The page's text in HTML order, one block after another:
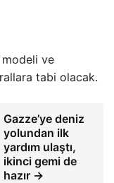
modeli ve
tabi olacak.
Gazze’ye deniz
yolundan ilk
yardım ulaştı,
ikinci gemi de
hazır →